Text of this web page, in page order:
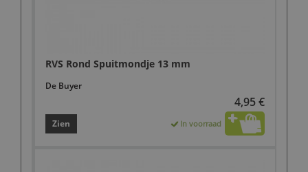
RVS Rond Spuitmondje 13 mm
De Buyer
4,95 €
Zien In voorraad